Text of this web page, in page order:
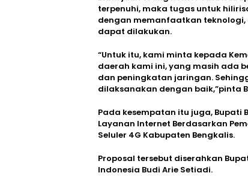
terpenuhi, maka tugas untuk
dengan memanfaatkan
dapat dilakukan.
“Untuk itu, kami minta kepada
daerah kami ini, yang masih ada
dan peningkatan jaringan.
dilaksanakan dengan baik,”pinta
Pada kesempatan itu juga, Bupati
Layanan Internet Berdasarkan
Seluler 4G Kabupaten Bengkalis.
Proposal tersebut diserahkan
Indonesia Budi Arie Setiadi.